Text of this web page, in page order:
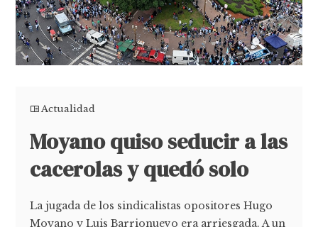
Actualidad
Moyano quiso seducir a las
cacerolas y quedó solo
La jugada de los sindicalistas opositores Hugo
Moyano y Luis Barrionuevo era arriesgada. A un